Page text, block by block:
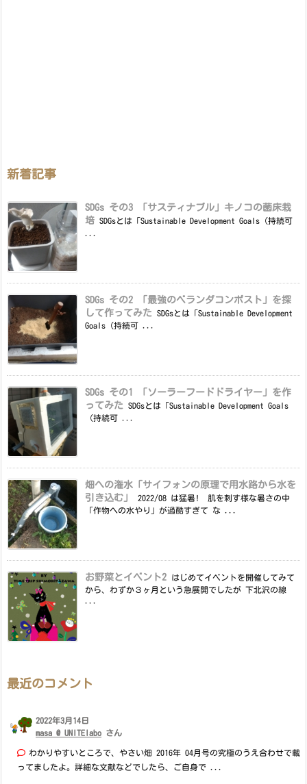
新着記事
SDGs その3 「サスティナブル」キノコの菌床栽
培 SDGsとは「Sustainable Development Goals（持続可
SDGs その2 「最強のベランダコンポスト」を探
して作ってみた
SDGsとは「Sustainable Development
Goals（持続可 ...
SDGs その1 「ソーラーフードドライヤー」を作
ってみた
SDGsとは「Sustainable Development Goals
（持続可 ...
畑への潅水「サイフォンの原理で用水路から水を
引き込む」
2022/08 は猛暑! 肌を刺す様な暑さの中
「作物への水やり」が過酷すぎて な ...
お野菜とイベント2
はじめてイベントを開催してみて
から、わずか３ヶ月という急展開でしたが 下北沢の線
最近のコメント
2022年3月14日
masa @ UNITElabo さん
わかりやすいところで、やさい畑 2016年 04月号の究極のうえ合わせで載
ってましたよ。詳細な文献などでしたら、ご自身で ...